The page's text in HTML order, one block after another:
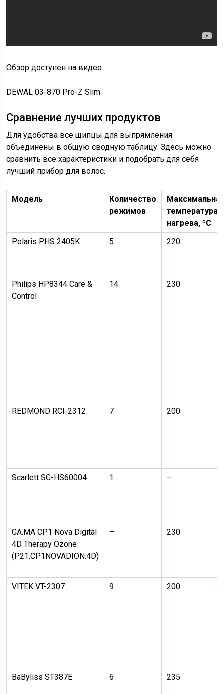
Обзор доступен на видео
DEWAL 03-870 Pro-Z Slim
Сравнение лучших продуктов
Для удобства все щипцы для выпрямления
объединены в общую сводную таблицу. Здесь можно
сравнить все характеристики и подобрать для себя
лучший прибор для волос.
Модель
Количество
режимов
температура
нагрева, ºС
Polaris PHS 2405K
5 220
Philips HP8344 Care &
Control
14 230
REDMOND RCI-2312 7 200
Scarlett SC-HS60004 1 –
GA.MA CP1 Nova Digital
4D Therapy Ozone
(P21.CP1NOVADION.4D)
– 230
VITEK VT-2307 9 200
BaByliss ST387E 6 235